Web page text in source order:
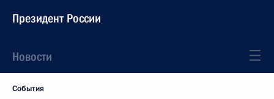
Президент России
Новости
События